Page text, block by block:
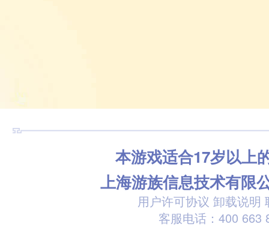
本游戏适合17岁以上
上海游族信息技术有限
用户许可协议 卸载说明
客服电话：400 663